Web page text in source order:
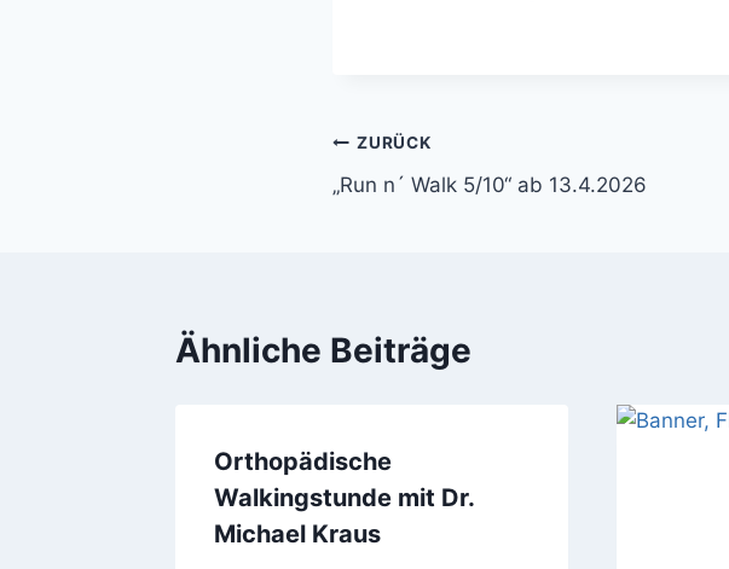
ZURÜCK
„Run n´ Walk 5/10“ ab 13.4.2026
Ähnliche Beiträge
Orthopädische
Walkingstunde mit Dr.
Michael Kraus